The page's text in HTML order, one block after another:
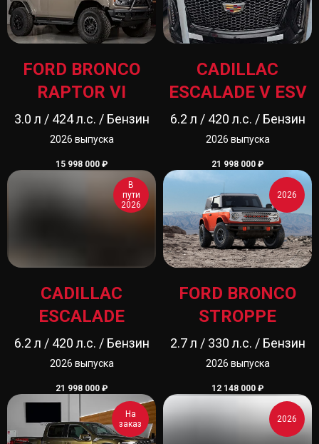
FORD BRONCO
RAPTOR VI
3.0 л / 424 л.с. / Бензин
2026 выпуска
15 998 000 ₽
CADILLAC
ESCALADE V ESV
6.2 л / 420 л.с. / Бензин
2026 выпуска
21 998 000 ₽
В
пути
2026
CADILLAC
ESCALADE
6.2 л / 420 л.с. / Бензин
2026 выпуска
21 998 000 ₽
2026
FORD BRONCO
STROPPE
2.7 л / 330 л.с. / Бензин
2026 выпуска
12 148 000 ₽
На
заказ
2026